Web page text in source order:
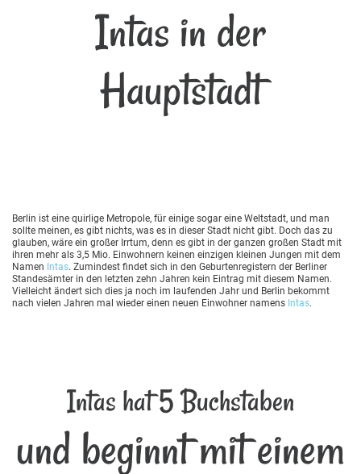
Intas in der
Hauptstadt
Berlin ist eine quirlige Metropole, für einige sogar eine Weltstadt, und man
sollte meinen, es gibt nichts, was es in dieser Stadt nicht gibt. Doch das zu
glauben, wäre ein großer Irrtum, denn es gibt in der ganzen großen Stadt mit
ihren mehr als 3,5 Mio. Einwohnern keinen einzigen kleinen Jungen mit dem
Namen Intas. Zumindest findet sich in den Geburtenregistern der Berliner
Standesämter in den letzten zehn Jahren kein Eintrag mit diesem Namen.
Vielleicht ändert sich dies ja noch im laufenden Jahr und Berlin bekommt
nach vielen Jahren mal wieder einen neuen Einwohner namens Intas.
Intas hat 5 Buchstaben
und beginnt mit einem